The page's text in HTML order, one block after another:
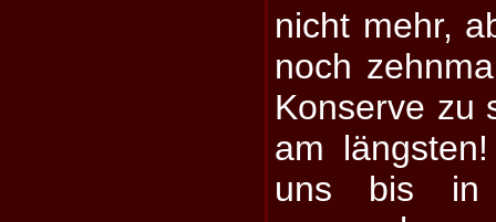
nicht mehr,
noch
Konserve zu
am
uns bis in